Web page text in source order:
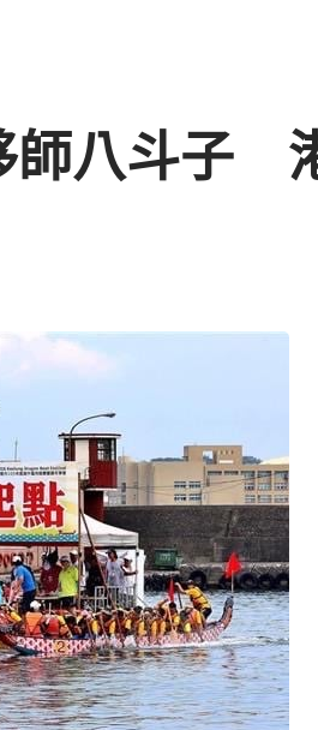
師八斗子